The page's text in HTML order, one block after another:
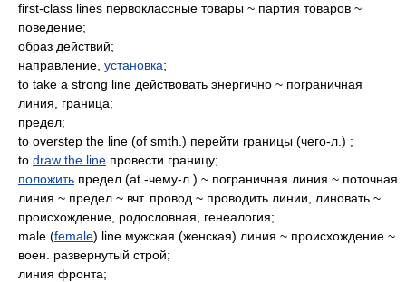
first-class lines первоклассные товары ~ партия товаров ~
поведение;
образ действий;
направление, установка;
to take a strong line действовать энергично ~ пограничная
линия, граница;
предел;
to overstep the line (of smth.) перейти границы (чего-л.) ;
to draw the line провести границу;
положить предел (at -чему-л.) ~ пограничная линия ~ поточная
линия ~ предел ~ вчт. провод ~ проводить линии, линовать ~
происхождение, родословная, генеалогия;
male (female) line мужская (женская) линия ~ происхождение ~
воен. развернутый строй;
линия фронта;